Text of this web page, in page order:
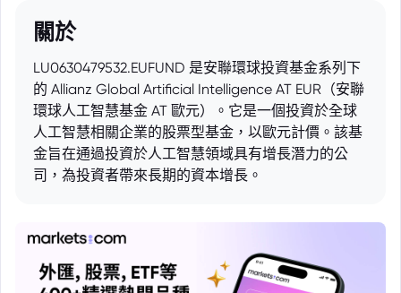
關於
LU0630479532.EUFUND 是安聯環球投資基金系列下
的 Allianz Global Artificial Intelligence AT EUR（安聯
環球人工智慧基金 AT 歐元）。它是一個投資於全球
人工智慧相關企業的股票型基金，以歐元計價。該基
金旨在通過投資於人工智慧領域具有增長潛力的公
司，為投資者帶來長期的資本增長。